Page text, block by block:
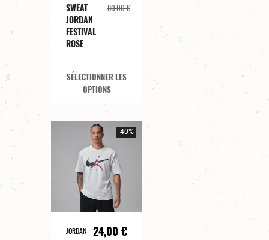
SWEAT
JORDAN
FESTIVAL
ROSE
80,00 €
SÉLECTIONNER LES
OPTIONS
-40%
JORDAN 24,00 €